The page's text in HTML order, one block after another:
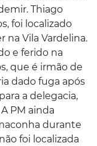
Thiago
foi localizado
Vila Vardelina.
e ferido na
que é irmão de
dado fuga após
a delegacia,
PM ainda
durante
foi localizada